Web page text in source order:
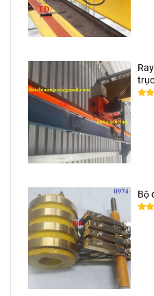
trục
Bộ